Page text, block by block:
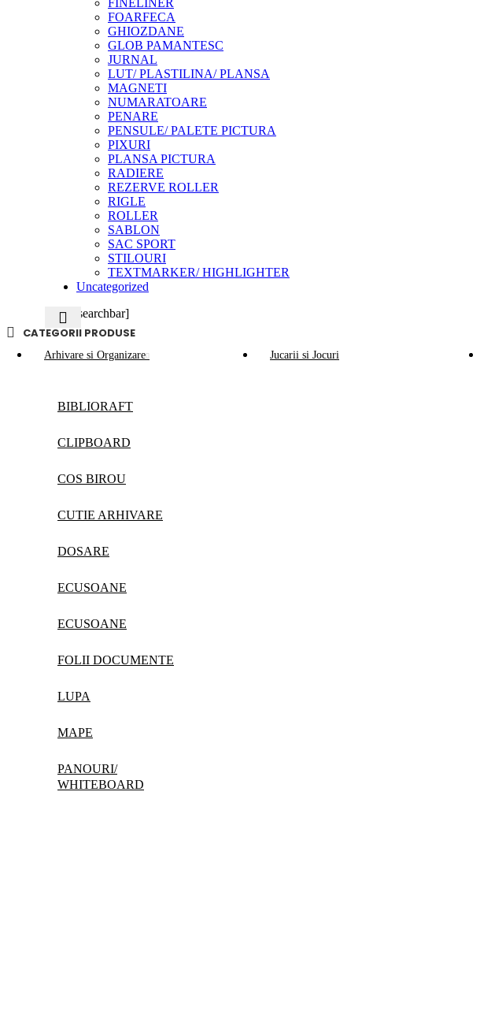
FINELINER
FOARFECA
GHIOZDANE
GLOB PAMANTESC
JURNAL
LUT/ PLASTILINA/ PLANSA
MAGNETI
NUMARATOARE
PENARE
PENSULE/ PALETE PICTURA
PIXURI
PLANSA PICTURA
RADIERE
REZERVE ROLLER
RIGLE
ROLLER
SABLON
SAC SPORT
STILOURI
TEXTMARKER/ HIGHLIGHTER
Uncategorized
[libro_searchbar]
CATEGORII PRODUSE
Arhivare si Organizare
BIBLIORAFT
CLIPBOARD
COS BIROU
CUTIE ARHIVARE
DOSARE
ECUSOANE
ECUSOANE
FOLII DOCUMENTE
LUPA
MAPE
PANOURI/
WHITEBOARD
Jucarii si Jocuri